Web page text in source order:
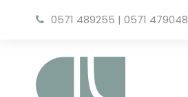
0571 489255 | 0571 479048